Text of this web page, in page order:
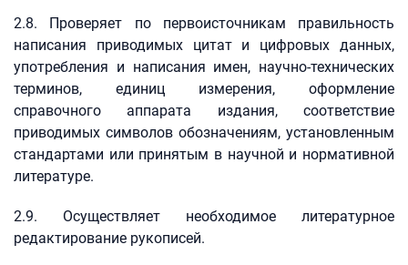
2.8. Проверяет по первоисточникам правильность
написания приводимых цитат и цифровых данных,
употребления и написания имен, научно-технических
терминов, единиц измерения, оформление
справочного аппарата издания, соответствие
приводимых символов обозначениям, установленным
стандартами или принятым в научной и нормативной
литературе.
2.9. Осуществляет необходимое литературное
редактирование рукописей.